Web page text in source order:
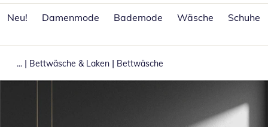
Neu!
Damenmode Bademode Wäsche Schuhe
... | Bettwäsche & Laken | Bettwäsche